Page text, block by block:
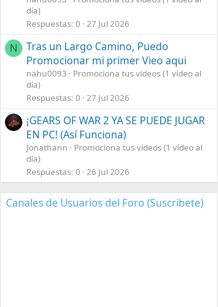
día)
Respuestas 0 27 Jul 2026
N
Tras un Largo Camino, Puedo
Promocionar mi primer Vieo aqui
nahu0093
Promociona tus vídeos (1 vídeo al
día)
Respuestas 0 27 Jul 2026
¡GEARS OF WAR 2 YA SE PUEDE JUGAR
EN PC! (Así Funciona)
Jonathann
Promociona tus vídeos (1 vídeo al
día)
Respuestas 0 26 Jul 2026
Canales de Usuarios del Foro (Suscribete)